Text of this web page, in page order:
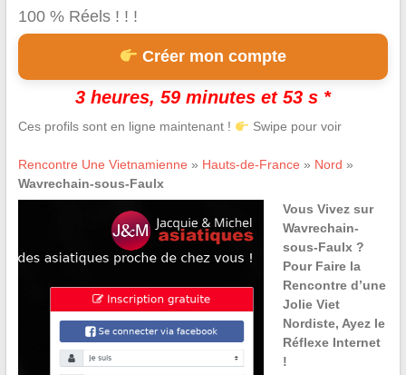
100 % Réels ! ! !
Créer mon compte
3 heures, 59 minutes et 53 s *
Ces profils sont en ligne maintenant ! Swipe pour voir
Rencontre Une Vietnamienne » Hauts-de-France » Nord »
Wavrechain-sous-Faulx
Vous Vivez sur
Wavrechain-
sous-Faulx ?
Pour Faire la
Rencontre d’une
Jolie Viet
Nordiste, Ayez le
Réflexe Internet
!